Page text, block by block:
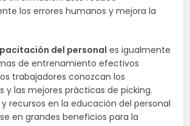
los errores humanos y mejora la
del personal es igualmente
de entrenamiento efectivos
trabajadores conozcan los
y las mejores prácticas de picking.
recursos en la educación del personal
en grandes beneficios para la